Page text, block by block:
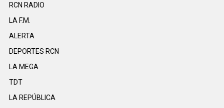
RCN RADIO
LA F.M.
ALERTA
DEPORTES RCN
LA MEGA
TDT
LA REPÚBLICA